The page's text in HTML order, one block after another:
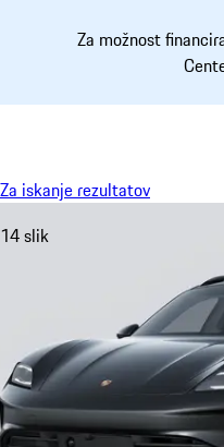
Za možnost
Za iskanje rezultatov
14 slik